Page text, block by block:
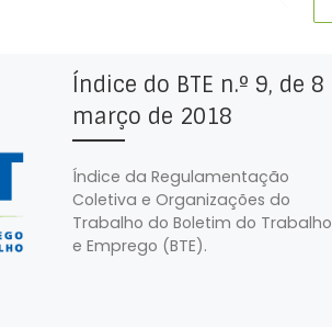
Índice do BTE n.º 9, de 8
março de 2018
Índice da Regulamentação
Coletiva e Organizações do
Trabalho do Boletim do Trabalho
e Emprego (BTE).